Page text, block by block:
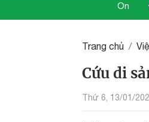
On
Trang chủ
Cứu di
Thứ 6, 13/01/